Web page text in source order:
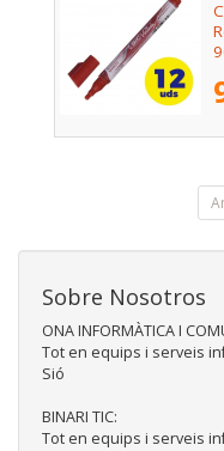
Sobre Nosotros
ONA INFORMÀTICA I
Tot en equips i serveis
Sió
BINARI TIC:
Tot en equips i serveis